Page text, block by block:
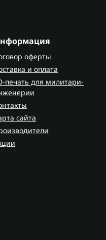
оферты
и оплата
печать для милитари-
сайта